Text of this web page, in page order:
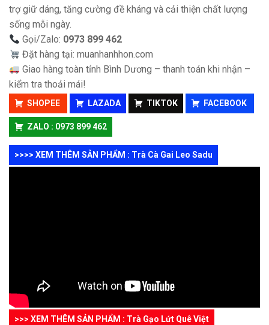
trợ giữ dáng, tăng cường đề kháng và cải thiện chất lượng
sống mỗi ngày.
Gọi/Zalo: 0973 899 462
Đặt hàng tại:muanhanhhon.com
Giao hàng toàn tỉnh Bình Dương – thanh toán khi nhận –
kiểm tra thoải mái!
SHOPEE LAZADA TIKTOK FACEBOOK
ZALO : 0973 899 462
>>>> XEM THÊM SẢN PHẨM : Trà Cà Gai Leo Sadu
>>> XEM THÊM SẢN PHẨM : Trà Gạo Lứt Quê Việt